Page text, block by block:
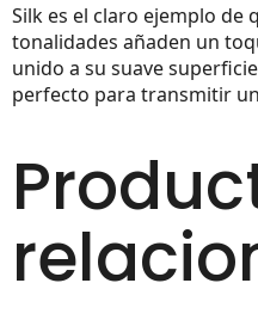
Silk es el claro ejemplo de
tonalidades añaden un
unido a su suave
perfecto para transmitir